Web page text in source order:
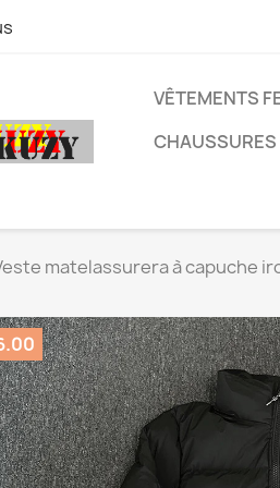
VÊTEMENTS
CHAUSSURES
matelassurera à capuche